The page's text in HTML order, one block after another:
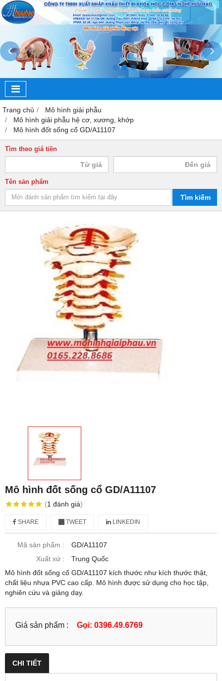
‹ ›
Trang chủ
Mô hình giải phẫu
Mô hình giải phẫu hệ cơ, xương, khớp
Mô hình đốt sống cổ GD/A11107
Tìm theo giá tiền
Tên sản phẩm
Tìm kiếm
Mô hình đốt sống cổ GD/A11107
(1 đánh giá)
SHARE TWEET LINKEDIN
Mã sản phẩm :
GD/A11107
Xuất xứ :
Trung Quốc
Mô hình đốt sống cổ GD/A11107 kích thước như kích thước thật,
chất liệu nhựa PVC cao cấp. Mô hình được sử dụng cho học tập,
nghiên cứu và giảng dạy.
Giá sản phẩm : Gọi: 0396.49.6769
CHI TIẾT